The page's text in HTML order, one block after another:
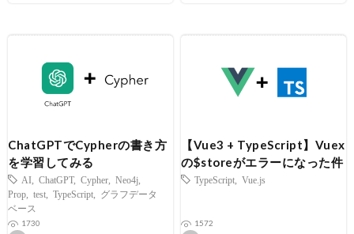
ChatGPTでCypherの書き方
を学習してみる
AI ChatGPT, Cypher Neo4j
Prop
test TypeScript
グラフデータ
ベース
1730
【Vue3 + TypeScript】Vuex
の$storeがエラーになった件
TypeScript Vue.js
1572